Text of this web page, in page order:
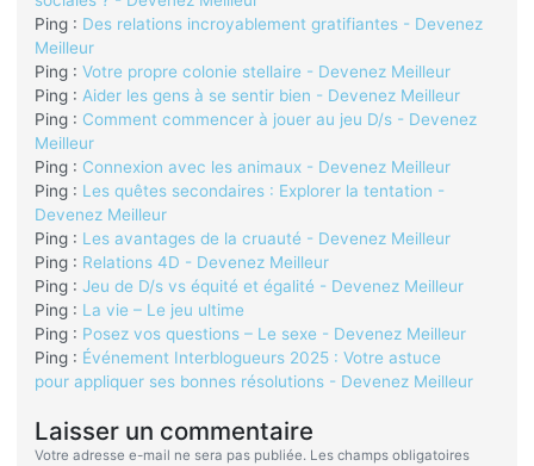
Ping : Des relations incroyablement gratifiantes - Devenez
Meilleur
Ping : Votre propre colonie stellaire - Devenez Meilleur
Ping : Aider les gens à se sentir bien - Devenez Meilleur
Ping : Comment commencer à jouer au jeu D/s - Devenez
Meilleur
Ping : Connexion avec les animaux - Devenez Meilleur
Ping : Les quêtes secondaires : Explorer la tentation -
Devenez Meilleur
Ping : Les avantages de la cruauté - Devenez Meilleur
Ping : Relations 4D - Devenez Meilleur
Ping : Jeu de D/s vs équité et égalité - Devenez Meilleur
Ping : La vie – Le jeu ultime
Ping : Posez vos questions – Le sexe - Devenez Meilleur
Ping : Événement Interblogueurs 2025 : Votre astuce
pour appliquer ses bonnes résolutions - Devenez Meilleur
Laisser un commentaire
Votre adresse e-mail ne sera pas publiée. Les champs obligatoires